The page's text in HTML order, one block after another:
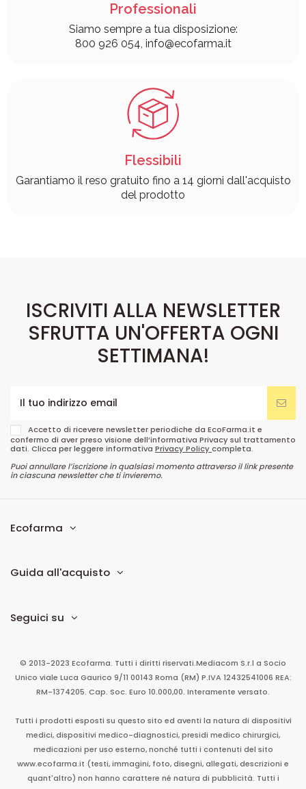
Professionali
Siamo sempre a tua disposizione:
800 926 054, info@ecofarma.it
Flessibili
Garantiamo il reso gratuito fino a 14 giorni dall'acquisto
del prodotto
ISCRIVITI ALLA NEWSLETTER
SFRUTTA UN'OFFERTA OGNI
SETTIMANA!
Accetto di ricevere newsletter periodiche da EcoFarma.it e
confermo di aver preso visione dell’informativa Privacy sul trattamento
dati. Clicca per leggere informativa Privacy Policycompleta.
Puoi annullare l’iscrizione in qualsiasi momento attraverso il link presente
in ciascuna newsletter che ti invieremo.
Ecofarma
Guida all'acquisto
Seguici su
© 2013-2023 Ecofarma. Tutti i diritti riservati.Mediacom S.r.l a Socio
Unico viale Luca Gaurico 9/11 00143 Roma (RM) P.IVA 12432541006 REA:
RM-1374205. Cap. Soc. Euro 10.000,00. Interamente versato.
Tutti i prodotti esposti su questo sito ed aventi la natura di dispositivi
medici, dispositivi medico-diagnostici, presidi medico chirurgici,
medicazioni per uso esterno, nonché tutti i contenuti del sito
www.ecofarma.it (testi, immagini, foto, disegni, allegati, descrizioni e
quant'altro) non hanno carattere né natura di pubblicità. Tutti i